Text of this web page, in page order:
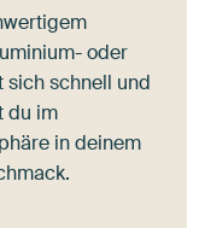
oder
sich schnell und
du im
in deinem